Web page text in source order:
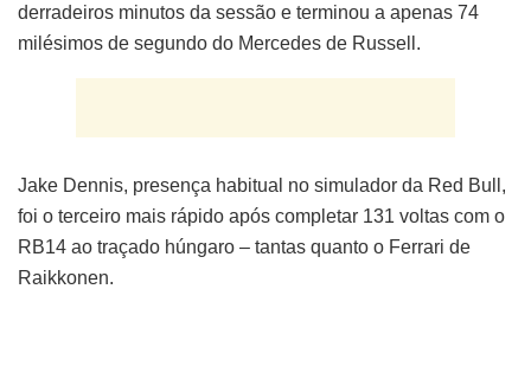
derradeiros minutos da sessão e terminou a apenas 74
milésimos de segundo do Mercedes de Russell.
Jake Dennis, presença habitual no simulador da Red Bull,
foi o terceiro mais rápido após completar 131 voltas com o
RB14 ao traçado húngaro – tantas quanto o Ferrari de
Raikkonen.